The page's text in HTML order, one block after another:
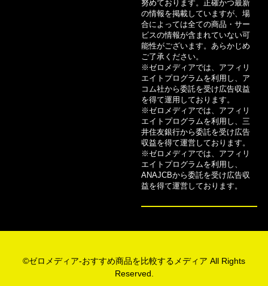
努めております。正確かつ最新
の情報を掲載していますが、場
合によっては全ての商品・サー
ビスの情報が含まれていない可
能性がございます。あらかじめ
ご了承ください。
※ゼロメディアでは、アフィリ
エイトプログラムを利用し、ア
コム社から委託を受け広告収益
を得て運用しております。
※ゼロメディアでは、アフィリ
エイトプログラムを利用し、三
井住友銀行から委託を受け広告
収益を得て運営しております。
※ゼロメディアでは、アフィリ
エイトプログラムを利用し、
ANAJCBから委託を受け広告収
益を得て運営しております。
©ゼロメディア-おすすめ商品を比較するメディア All Rights
Reserved.